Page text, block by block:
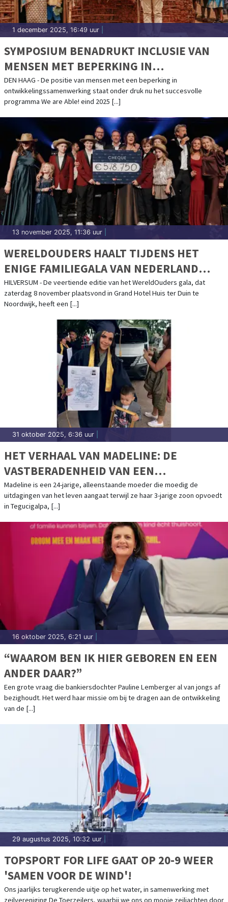
1 december 2025, 16:49 uur
SYMPOSIUM BENADRUKT INCLUSIE VAN
MENSEN MET BEPERKING IN
ONTWIKKELINGSBELEID
DEN HAAG - De positie van mensen met een beperking in
ontwikkelingssamenwerking staat onder druk nu het succesvolle
programma We are Able! eind 2025 [...]
13 november 2025, 11:36 uur
WERELDOUDERS HAALT TIJDENS HET
ENIGE FAMILIEGALA VAN NEDERLAND
€578.750,- OP OM DE STROOM VAN
UITHUISPLAATSING IN BOLIVIA EN PERU
HILVERSUM - De veertiende editie van het WereldOuders gala, dat
zaterdag 8 november plaatsvond in Grand Hotel Huis ter Duin te
Noordwijk, heeft een [...]
31 oktober 2025, 6:36 uur
HET VERHAAL VAN MADELINE: DE
VASTBERADENHEID VAN EEN
ALLEENSTAANDE MOEDER
Madeline is een 24-jarige, alleenstaande moeder die moedig de
uitdagingen van het leven aangaat terwijl ze haar 3-jarige zoon opvoedt
in Tegucigalpa, [...]
16 oktober 2025, 6:21 uur
“WAAROM BEN IK HIER GEBOREN EN EEN
ANDER DAAR?”
Een grote vraag die bankiersdochter Pauline Lemberger al van jongs af
bezighoudt. Het werd haar missie om bij te dragen aan de ontwikkeling
van de [...]
29 augustus 2025, 10:32 uur
TOPSPORT FOR LIFE GAAT OP 20-9 WEER
'SAMEN VOOR DE WIND'!
Ons jaarlijks terugkerende uitje op het water, in samenwerking met
zeilvereniging De Toerzeilers, waarbij we ons op mooie zeiljachten door